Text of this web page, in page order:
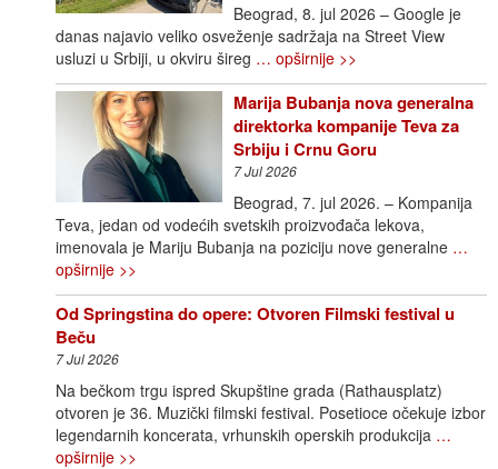
Beograd, 8. jul 2026 – Google je
danas najavio veliko osveženje sadržaja na Street View
usluzi u Srbiji, u okviru šireg … opširnije >>
Marija Bubanja nova generalna
direktorka kompanije Teva za
Srbiju i Crnu Goru
7 Jul 2026
Beograd, 7. jul 2026. – Kompanija
Teva, jedan od vodećih svetskih proizvođača lekova,
imenovala je Mariju Bubanja na poziciju nove generalne …
opširnije >>
Od Springstina do opere: Otvoren Filmski festival u
Beču
7 Jul 2026
Na bečkom trgu ispred Skupštine grada (Rathausplatz)
otvoren je 36. Muzički filmski festival. Posetioce očekuje izbor
legendarnih koncerata, vrhunskih operskih produkcija …
opširnije >>